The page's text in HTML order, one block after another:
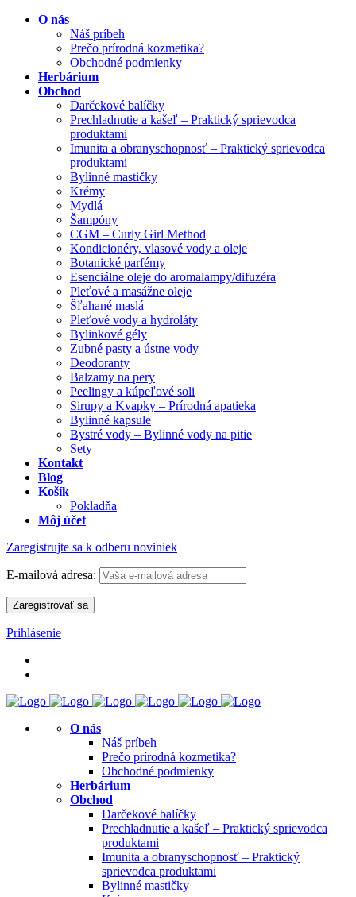
O nás
Náš príbeh
Prečo prírodná kozmetika?
Obchodné podmienky
Herbárium
Obchod
Darčekové balíčky
Prechladnutie a kašeľ – Praktický sprievodca
produktami
Imunita a obranyschopnosť – Praktický sprievodca
produktami
Bylinné mastičky
Krémy
Mydlá
Šampóny
CGM – Curly Girl Method
Kondicionéry, vlasové vody a oleje
Botanické parfémy
Esenciálne oleje do aromalampy/difuzéra
Pleťové a masážne oleje
Šľahané maslá
Pleťové vody a hydroláty
Bylinkové gély
Zubné pasty a ústne vody
Deodoranty
Balzamy na pery
Peelingy a kúpeľové soli
Sirupy a Kvapky – Prírodná apatieka
Bylinné kapsule
Bystré vody – Bylinné vody na pitie
Sety
Kontakt
Blog
Košík
Pokladňa
Môj účet
Zaregistrujte sa k odberu noviniek
E-mailová adresa:
Prihlásenie
O nás
Náš príbeh
Prečo prírodná kozmetika?
Obchodné podmienky
Herbárium
Obchod
Darčekové balíčky
Prechladnutie a kašeľ – Praktický sprievodca
produktami
Imunita a obranyschopnosť – Praktický
sprievodca produktami
Bylinné mastičky